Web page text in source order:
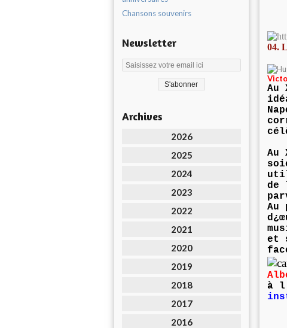
Chansons souvenirs
Newsletter
Archives
2026
2025
2024
2023
2022
2021
2020
2019
2018
2017
2016
04.
Au
Au
de
Au
et
à